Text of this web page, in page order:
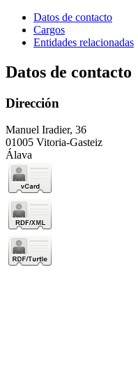
Datos de contacto
Cargos
Entidades relacionadas
Datos de contacto
Dirección
Manuel Iradier, 36
01005 Vitoria-Gasteiz
Álava